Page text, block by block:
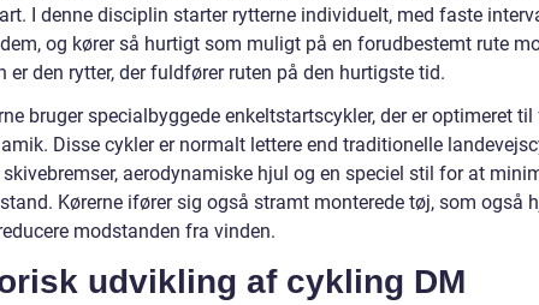
I denne disciplin starter rytterne individuelt, med faste
og kører så hurtigt som muligt på en forudbestemt rute
er den rytter, der fuldfører ruten på den hurtigste tid.
bruger specialbyggede enkeltstartscykler, der er optimeret
Disse cykler er normalt lettere end traditionelle
aerodynamiske hjul og en speciel stil for at
Kørerne ifører sig også stramt monterede tøj, som også
modstanden fra vinden.
udvikling af cykling DM